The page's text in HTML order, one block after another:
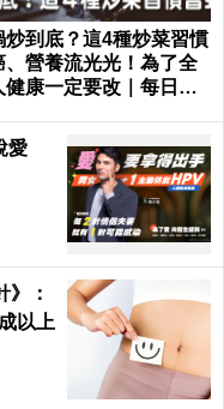
炒到底？這4種炒菜習慣
、營養流光光！為了全
健康一定要改｜每日健
愛
》：
以上